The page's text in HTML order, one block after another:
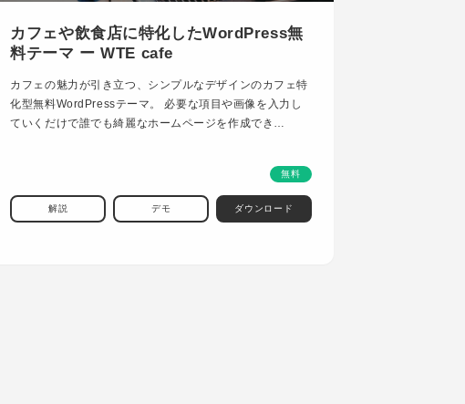
カフェや飲食店に特化したWordPress無
料テーマ ー WTE cafe
カフェの魅力が引き立つ、シンプルなデザインのカフェ特
化型無料WordPressテーマ。 必要な項目や画像を入力し
ていくだけで誰でも綺麗なホームページを作成でき…
無料
解説 デモ ダウンロード